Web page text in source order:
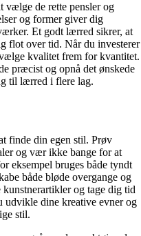
vælge de rette pensler og
og former giver dig
Et godt lærred sikrer, at
flot over tid. Når du investerer
kvalitet frem for kvantitet.
præcist og opnå det ønskede
til lærred i flere lag.
finde din egen stil. Prøv
og vær ikke bange for at
eksempel bruges både tyndt
både bløde overgange og
kunstnerartikler og tage dig tid
udvikle dine kreative evner og
stil.